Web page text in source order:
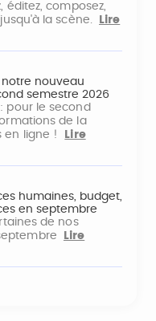
éditez, composez,
la scène.
Lire
notre nouveau
semestre 2026
pour le second
de la
en ligne !
Lire
humaines, budget,
en septembre
de nos
Lire